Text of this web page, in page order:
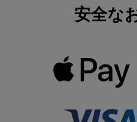
安全な